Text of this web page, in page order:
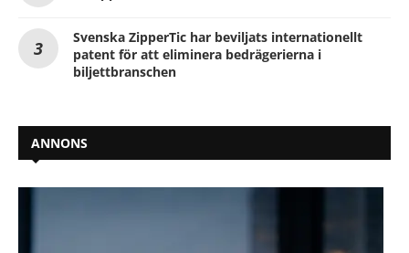
Svenska ZipperTic har beviljats internationellt
patent för att eliminera bedrägerierna i
biljettbranschen
ANNONS